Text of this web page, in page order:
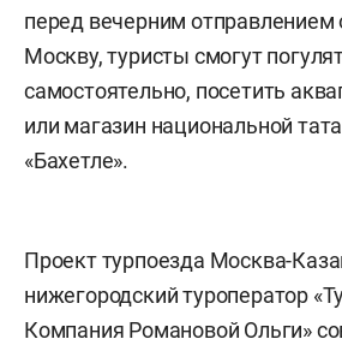
перед вечерним отправлением
Москву, туристы смогут
самостоятельно, посетить
или магазин национальной
«Бахетле».
Проект турпоезда Москва-
нижегородский туроператор
Компания Романовой Ольги»